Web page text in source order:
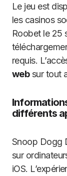
Le jeu est
les casinos
Roobet le 25
requis.
websur tout
différents
Snoop Dogg
sur
iOS.